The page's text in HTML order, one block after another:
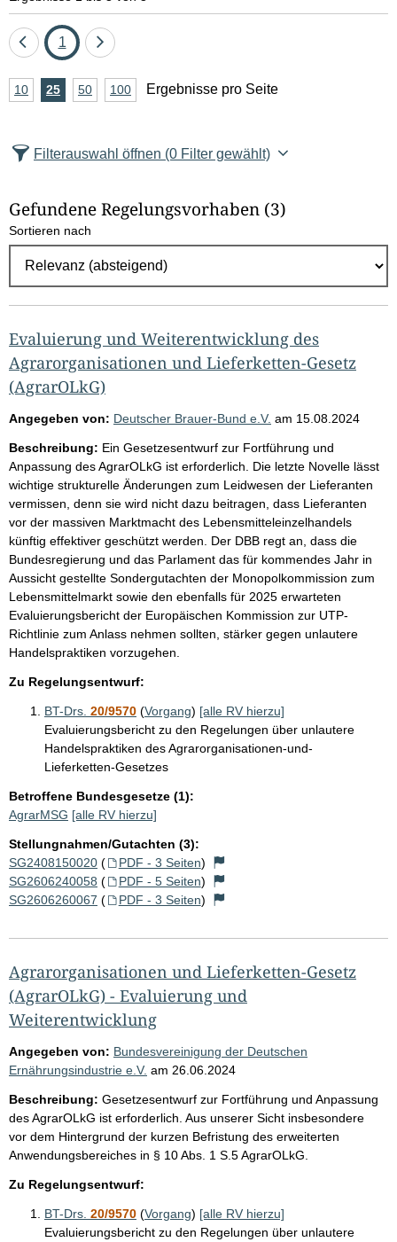
Eine
zurück
Seite
1
Eine
vor
A
z
l
E
g
e
b
n
i
s
e
p
r
o
S
e
i
t
e
10Ergebnisse
25Ergebnisse
50Ergebnisse
100Ergebnisse
Ergebnisse pro Seite
Filterauswahl öffnen (0 Filter gewählt)
Gefundene Regelungsvorhaben (3)
Sortieren nach
Evaluierung und Weiterentwicklung des
Agrarorganisationen und Lieferketten-Gesetz
(AgrarOLkG)
Angegeben von: Deutscher Brauer-Bund e.V. am 15.08.2024
Beschreibung: Ein Gesetzesentwurf zur Fortführung und
Anpassung des AgrarOLkG ist erforderlich. Die letzte Novelle lässt
wichtige strukturelle Änderungen zum Leidwesen der Lieferanten
vermissen, denn sie wird nicht dazu beitragen, dass Lieferanten
vor der massiven Marktmacht des Lebensmitteleinzelhandels
künftig effektiver geschützt werden. Der DBB regt an, dass die
Bundesregierung und das Parlament das für kommendes Jahr in
Aussicht gestellte Sondergutachten der Monopolkommission zum
Lebensmittelmarkt sowie den ebenfalls für 2025 erwarteten
Evaluierungsbericht der Europäischen Kommission zur UTP-
Richtlinie zum Anlass nehmen sollten, stärker gegen unlautere
Handelspraktiken vorzugehen.
Zu Regelungsentwurf:
BT-Drs. 20/9570 (Vorgang) [alle RV hierzu]
Evaluierungsbericht zu den Regelungen über unlautere
Handelspraktiken des Agrarorganisationen-und-
Lieferketten-Gesetzes
Betroffene Bundesgesetze (1):
AgrarMSG [alle RV hierzu]
Stellungnahmen/Gutachten (3):
SG2408150020 ( PDF - 3 Seiten)
SG2606240058 ( PDF - 5 Seiten)
SG2606260067 ( PDF - 3 Seiten)
Agrarorganisationen und Lieferketten-Gesetz
(AgrarOLkG) - Evaluierung und
Weiterentwicklung
Angegeben von: Bundesvereinigung der Deutschen
Ernährungsindustrie e.V. am 26.06.2024
Beschreibung: Gesetzesentwurf zur Fortführung und Anpassung
des AgrarOLkG ist erforderlich. Aus unserer Sicht insbesondere
vor dem Hintergrund der kurzen Befristung des erweiterten
Anwendungsbereiches in § 10 Abs. 1 S.5 AgrarOLkG.
Zu Regelungsentwurf:
BT-Drs. 20/9570 (Vorgang) [alle RV hierzu]
Evaluierungsbericht zu den Regelungen über unlautere